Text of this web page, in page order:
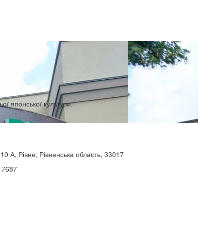
японської культури.
А, Рівне, Рівненська область, 33017